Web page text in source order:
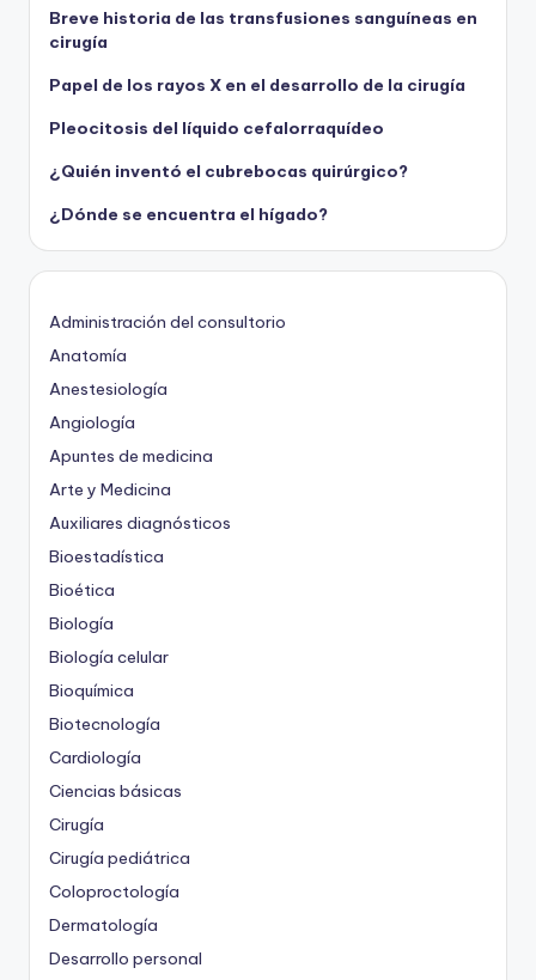
Breve historia de las transfusiones sanguíneas en
cirugía
Papel de los rayos X en el desarrollo de la cirugía
Pleocitosis del líquido cefalorraquídeo
¿Quién inventó el cubrebocas quirúrgico?
¿Dónde se encuentra el hígado?
Administración del consultorio
Anatomía
Anestesiología
Angiología
Apuntes de medicina
Arte y Medicina
Auxiliares diagnósticos
Bioestadística
Bioética
Biología
Biología celular
Bioquímica
Biotecnología
Cardiología
Ciencias básicas
Cirugía
Cirugía pediátrica
Coloproctología
Dermatología
Desarrollo personal